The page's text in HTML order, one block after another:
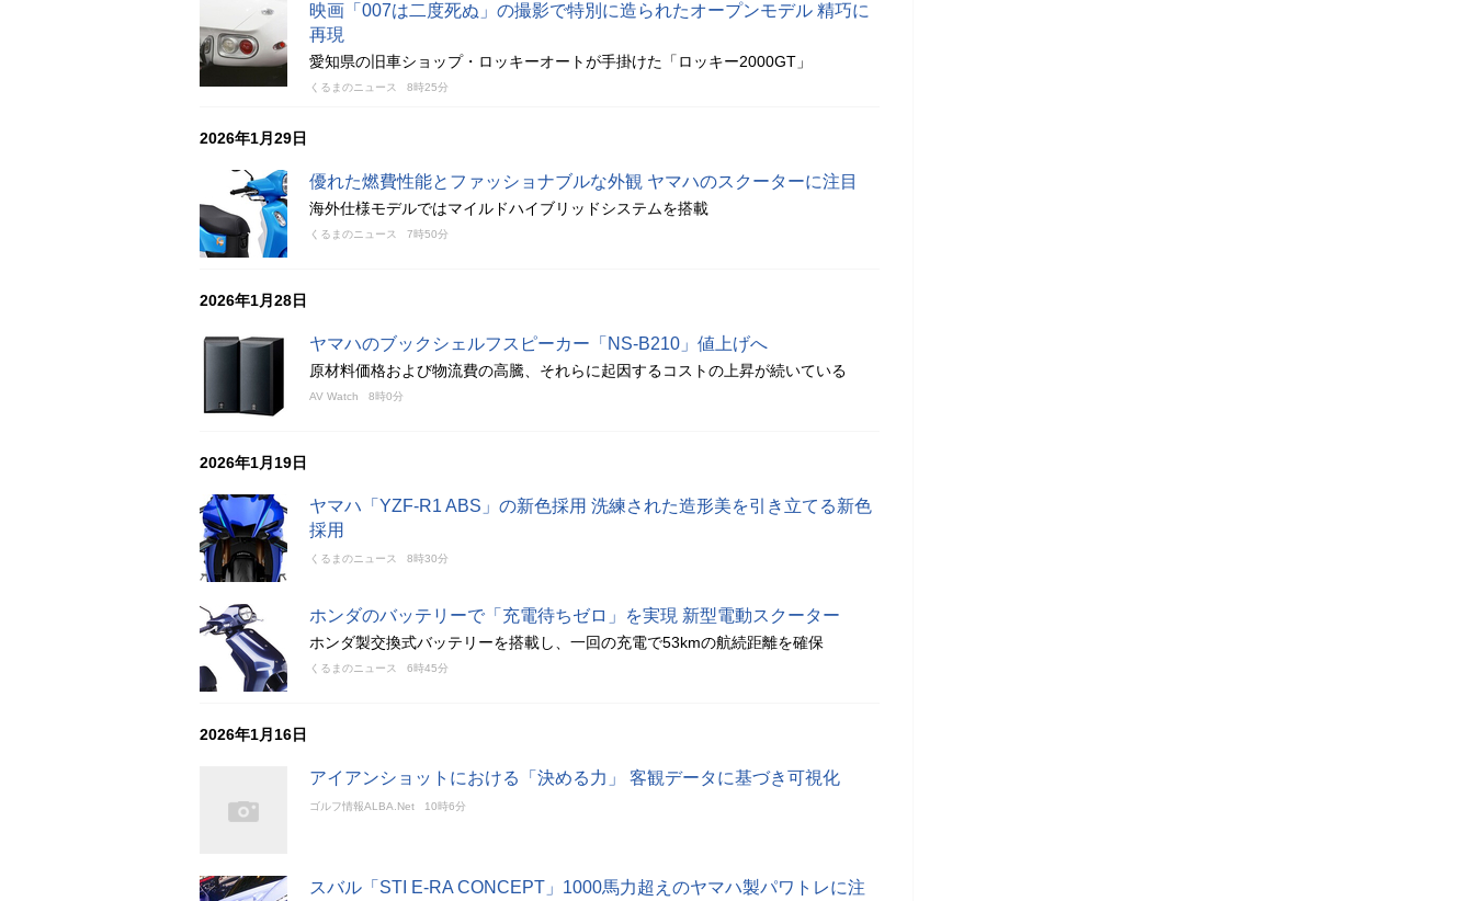
映画「007は二度死ぬ」の撮影で特別に造られたオープンモデル 精巧に
再現
愛知県の旧車ショップ・ロッキーオートが手掛けた「ロッキー2000GT」
くるまのニュース 8時25分
2026年1月29日
優れた燃費性能とファッショナブルな外観 ヤマハのスクーターに注目
海外仕様モデルではマイルドハイブリッドシステムを搭載
くるまのニュース 7時50分
2026年1月28日
ヤマハのブックシェルフスピーカー「NS-B210」値上げへ
原材料価格および物流費の高騰、それらに起因するコストの上昇が続いている
AV Watch 8時0分
2026年1月19日
ヤマハ「YZF-R1 ABS」の新色採用 洗練された造形美を引き立てる新色
採用
くるまのニュース 8時30分
ホンダのバッテリーで「充電待ちゼロ」を実現 新型電動スクーター
ホンダ製交換式バッテリーを搭載し、一回の充電で53kmの航続距離を確保
くるまのニュース 6時45分
2026年1月16日
アイアンショットにおける「決める力」 客観データに基づき可視化
ゴルフ情報ALBA.Net 10時6分
スバル「STI E-RA CONCEPT」1000馬力超えのヤマハ製パワトレに注